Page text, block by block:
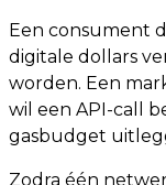
Een consument
digitale dollars
worden. Een
wil een API-call
gasbudget
Zodra één